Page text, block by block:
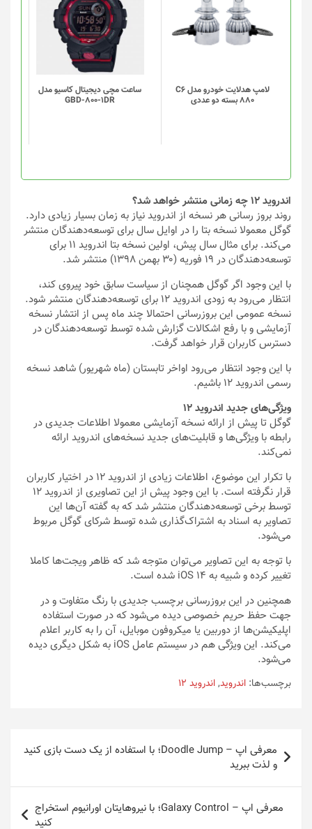
لامپ هدلایت خودرو مدل C6
880 بسته دو عددی
ساعت مچی دیجیتال کاسیو مدل
GBD-800-1DR
اندروید 12 چه زمانی منتشر خواهد شد؟
روند بروز رسانی هر نسخه از اندروید نیاز به زمان بسیار زیادی دارد.
گوگل معمولا نسخه بتا را در اوایل سال برای توسعه‌دهندگان منتشر
می‌کند. برای مثال سال پیش، اولین نسخه بتا اندروید ۱۱ برای
توسعه‌دهندگان در ۱۹ فوریه (۳۰ بهمن ۱۳۹۸) منتشر شد.
با این وجود اگر گوگل همچنان از سیاست سابق خود پیروی کند،
انتظار می‌رود به زودی اندروید 12 برای توسعه‌دهندگان منتشر شود.
نسخه عمومی این بروزرسانی احتمالا چند ماه پس از انتشار نسخه
آزمایشی و با رفع اشکالات گزارش شده توسط توسعه‌دهندگان در
دسترس کاربران قرار خواهد گرفت.
با این وجود انتظار می‌رود اواخر تابستان (ماه شهریور) شاهد نسخه
رسمی اندروید 12 باشیم.
ویژگی‌های جدید اندروید 12
گوگل تا پیش از ارائه نسخه آزمایشی معمولا اطلاعات جدیدی در
رابطه با ویژگی‌ها و قابلیت‌های جدید نسخه‌های اندروید ارائه
نمی‌کند.
با تکرار این موضوع، اطلاعات زیادی از اندروید 12 در اختیار کاربران
قرار نگرفته است. با این وجود پیش از این تصاویری از اندروید 12
توسط برخی توسعه‌دهندگان منتشر شد که به گفته آن‌ها این
تصاویر به اسناد به اشتراک‌گذاری شده توسط شرکای گوگل مربوط
می‌‌‌‌‌‌‌‌‌‌شود.
با توجه به این تصاویر می‌توان متوجه شد که ظاهر ویجت‌ها کاملا
تغییر کرده و شبیه به iOS 14 شده است.
همچنین در این بروزرسانی برچسب جدیدی با رنگ متفاوت و در
جهت حفظ حریم خصوصی دیده‌ می‌شود که در صورت استفاده
اپلیکیشن‌ها از دوربین یا میکروفون موبایل، آن را به کاربر اعلام
می‌کند. این ویژگی‌ هم در سیستم عامل iOS به شکل دیگری دیده‌
می‌شود.
برچسب‌ها: اندروید,اندروید 12
راهبری
نوشته
معرفی اپ – Doodle Jump؛ با استفاده از یک دست بازی کنید
و لذت ببرید
معرفی اپ – Galaxy Control؛ با نیروهایتان اورانیوم استخراج
کنید